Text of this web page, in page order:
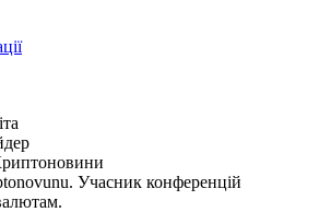
Учасник конференцій